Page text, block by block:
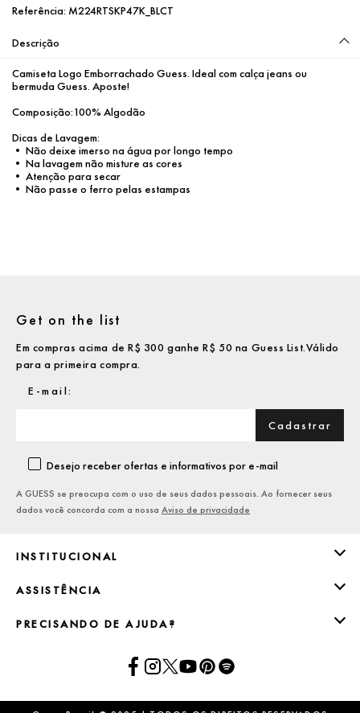
Referência: M224RTSKP47K_BLCT
Descrição
Camiseta Logo Emborrachado Guess. Ideal com calça jeans ou
bermuda Guess. Aposte!
Composição:100% Algodão
Dicas de Lavagem:
• Não deixe imerso na água por longo tempo
• Na lavagem não misture as cores
• Atenção para secar
• Não passe o ferro pelas estampas
INSTITUCIONAL
ASSISTÊNCIA
PRECISANDO DE AJUDA?
Get on the list
Em compras acima de R$ 300 ganhe R$ 50 na Guess List.Válido
para a primeira compra.
Cadastrar
Desejo receber ofertas e informativos por e-mail
A GUESS se preocupa com o uso de seus dados pessoais. Ao fornecer seus
dados você concorda com a nossa Aviso de privacidade